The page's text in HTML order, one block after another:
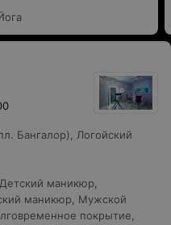
Бангалор)
Логойский
Детский маникюр
маникюр
Мужской
покрытие